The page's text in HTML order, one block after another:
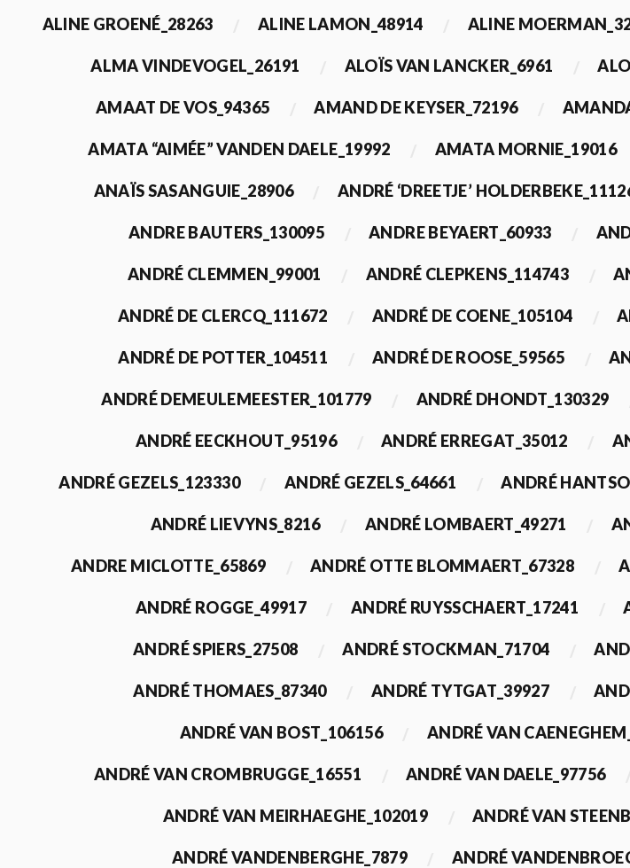
ALINE GROENÉ_28263 ALINE LAMON_48914 ALINE
ALMA VINDEVOGEL_26191 ALOÏS VAN LANCKER_6961
AMAAT DE VOS_94365 AMAND DE KEYSER_72196
AMATA “AIMÉE” VANDEN DAELE_19992 AMATA MORNIE_19016
ANAÏS SASANGUIE_28906 ANDRÉ ‘DREETJE’
ANDRE BAUTERS_130095 ANDRE BEYAERT_60933
ANDRÉ CLEMMEN_99001 ANDRÉ CLEPKENS_114743
ANDRÉ DE CLERCQ_111672 ANDRÉ DE COENE_105104
ANDRÉ DE POTTER_104511 ANDRÉ DE ROOSE_59565
ANDRÉ DEMEULEMEESTER_101779 ANDRÉ DHONDT_130329
ANDRÉ EECKHOUT_95196 ANDRÉ ERREGAT_35012
ANDRÉ GEZELS_123330 ANDRÉ GEZELS_64661 ANDRÉ
ANDRÉ LIEVYNS_8216 ANDRÉ LOMBAERT_49271
ANDRE MICLOTTE_65869 ANDRÉ OTTE BLOMMAERT_67328
ANDRÉ ROGGE_49917 ANDRÉ RUYSSCHAERT_17241
ANDRÉ SPIERS_27508 ANDRÉ STOCKMAN_71704
ANDRÉ THOMAES_87340 ANDRÉ TYTGAT_39927
ANDRÉ VAN BOST_106156 ANDRÉ VAN
ANDRÉ VAN CROMBRUGGE_16551 ANDRÉ VAN DAELE_97756
ANDRÉ VAN MEIRHAEGHE_102019 ANDRÉ VAN
ANDRÉ VANDENBERGHE_7879 ANDRÉ